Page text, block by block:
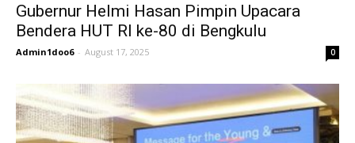
Gubernur Helmi Hasan Pimpin Upacara
Bendera HUT RI ke-80 di Bengkulu
Admin1doo6 - August 17, 2025 0